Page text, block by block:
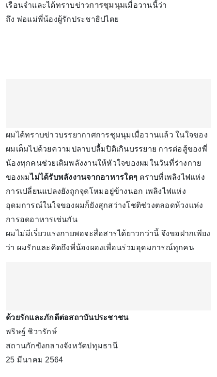
เรือนจำและได้ทราบข่าวการชุมนุมเมื่อวานนี้ว่า
ถึง พ่อแม่พี่น้องผู้รักประชาธิปไตย
ผมได้ทราบข่าวบรรยากาศการชุมนุมเมื่อวานแล้ว ในใจของ
ผมเต็มไปด้วยความปลาบปลื้มปิติเกินบรรยาย การต่อสู้ของพี่
น้องทุกคนช่วยเติมพลังงานให้หัวใจของผมในวันที่ร่างกาย
ของผมไม่ได้รับพลังงานจากอาหารใดๆ ตราบที่เพลิงไฟแห่ง
การเปลี่ยนแปลงยังถูกจุดโหมอยู่ข้างนอก เพลิงไฟแห่ง
อุดมการณ์ในใจของผมก็ยังสุกสว่างโชติช่วงตลอดห้วงแห่ง
การอดอาหารเช่นกัน
ผมไม่มีเรี่ยวแรงกายพอจะสื่อสารได้ยาวกว่านี้ จึงขอฝากเพียง
ว่า ผมรักและคิดถึงพี่น้องผองเพื่อนร่วมอุดมการณ์ทุกคน
ด้วยรักและภักดีต่อสถาบันประชาชน
พริษฐ์ ชิวารักษ์
สถานกักขังกลางจังหวัดปทุมธานี
25 มีนาคม 2564